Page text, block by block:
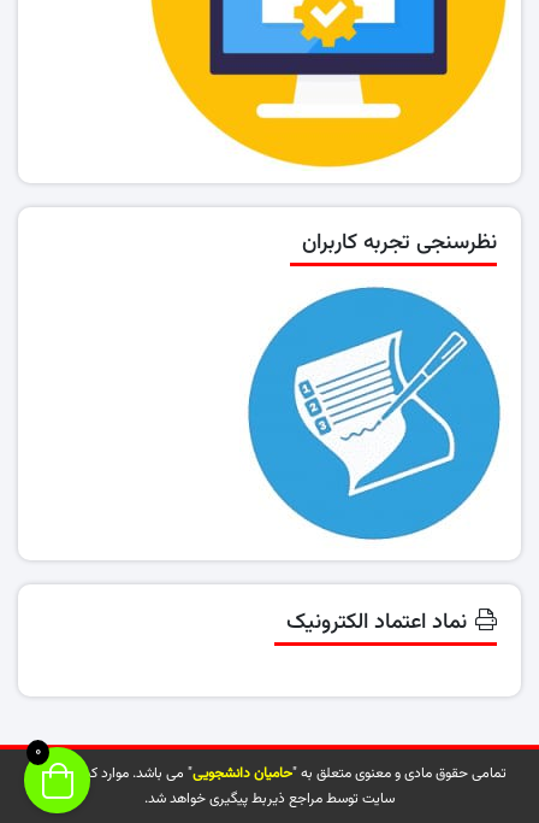
نظرسنجی تجربه کاربران
نماد اعتماد الکترونیک
تمامی حقوق مادی و معنوی متعلق به "حامیان دانشجویی" می باشد. موارد کپی شده از
سایت توسط مراجع ذیربط پیگیری خواهد شد.
0